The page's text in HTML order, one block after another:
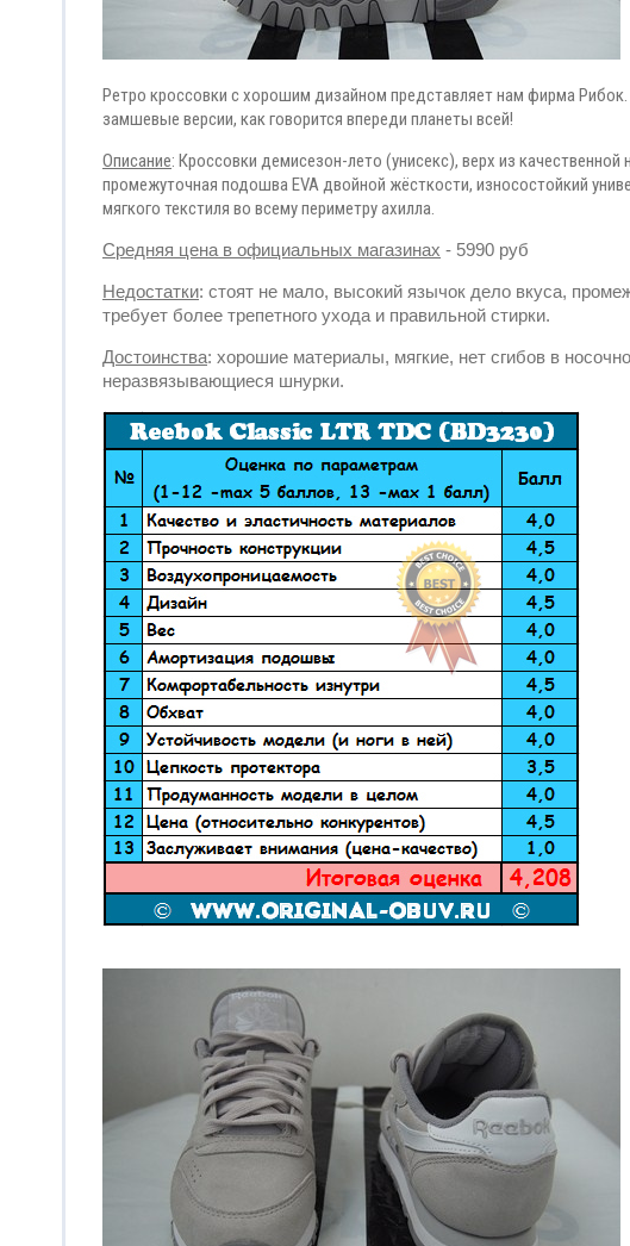
Ретро кроссовки с хорошим дизайном представляет нам фирма
замшевые версии, как говорится впереди планеты всей!
Описание: Кроссовки демисезон-лето (унисекс), верх из
промежуточная подошва EVA двойной жёсткости, износостойкий
мягкого текстиля во всему периметру ахилла.
Средняя цена в официальных магазинах - 5990 руб
Недостатки: стоят не мало, высокий язычок дело вкуса,
требует более трепетного ухода и правильной стирки.
Достоинства: хорошие материалы, мягкие, нет сгибов в
неразвязывающиеся шнурки.